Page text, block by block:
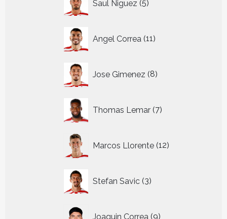
Saul Niguez 5
producten
Angel Correa 11
producten
Jose Gimenez 8
producten
Thomas Lemar 7
producten
Marcos Llorente 12
producten
Stefan Savic 3
producten
Joaquin Correa 9